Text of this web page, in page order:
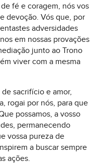
fé e coragem, nós vos
devoção. Vós que, por
adversidades
em nossas provações
junto ao Trono
viver com a mesma
sacrifício e amor,
rogai por nós, para que
possamos, a vosso
permanecendo
vossa pureza de
a buscar sempre
ações.